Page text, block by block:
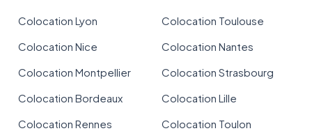
Colocation Lyon
Colocation Toulouse
Colocation Nice
Colocation Nantes
Colocation Montpellier
Colocation Strasbourg
Colocation Bordeaux
Colocation Lille
Colocation Rennes
Colocation Toulon